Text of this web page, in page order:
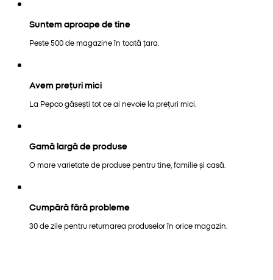
Suntem aproape de tine
Peste 500 de magazine în toată țara.
Avem prețuri mici
La Pepco găsești tot ce ai nevoie la prețuri mici.
Gamă largă de produse
O mare varietate de produse pentru tine, familie și casă.
Cumpără fără probleme
30 de zile pentru returnarea produselor în orice magazin.